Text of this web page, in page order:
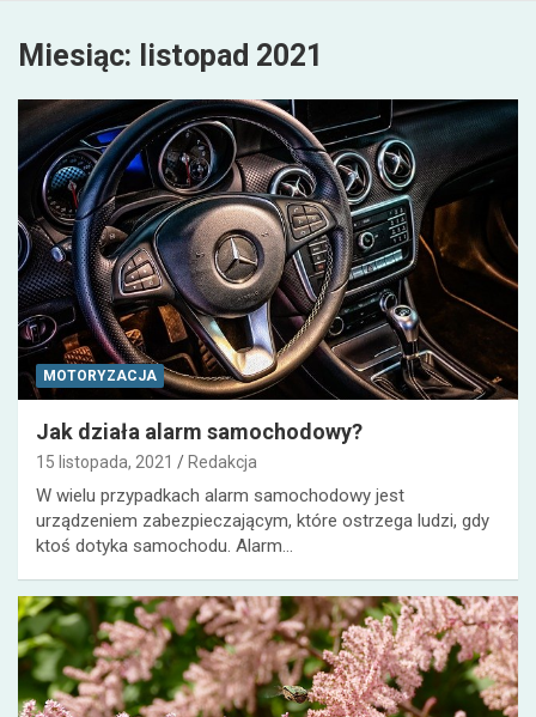
Miesiąc: listopad 2021
MOTORYZACJA
Jak działa alarm samochodowy?
15 listopada, 2021 Redakcja
W wielu przypadkach alarm samochodowy jest
urządzeniem zabezpieczającym, które ostrzega ludzi, gdy
ktoś dotyka samochodu. Alarm…